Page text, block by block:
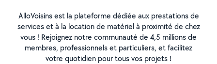
AlloVoisins est la plateforme dédiée aux prestations de
services et à la location de matériel à proximité de chez
vous ! Rejoignez notre communauté de 4,5 millions de
membres, professionnels et particuliers, et facilitez
votre quotidien pour tous vos projets !